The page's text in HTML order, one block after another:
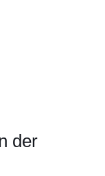
der